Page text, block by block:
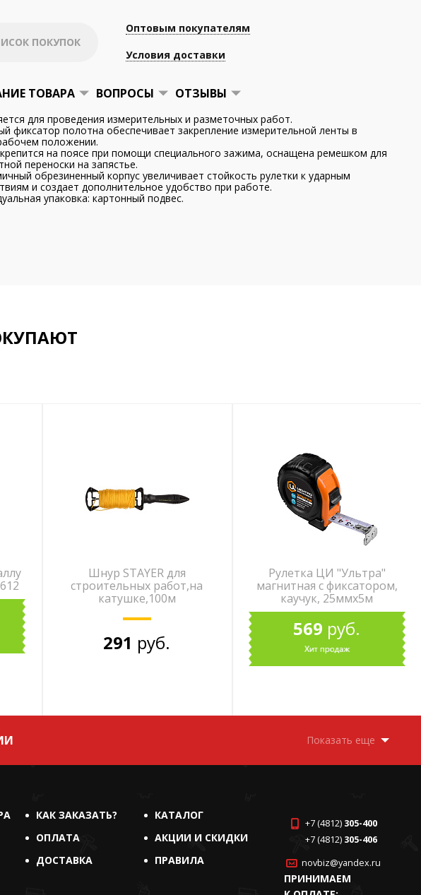
ПОКУПОК
Оптовым покупателям
Условия доставки
ТОВАРА ВОПРОСЫ ОТЗЫВЫ
для проведения измерительных и разметочных работ.
фиксатор полотна обеспечивает закрепление измерительной ленты в
положении.
на поясе при помощи специального зажима, оснащена ремешком для
переноски на запястье.
обрезиненный корпус увеличивает стойкость рулетки к ударным
и создает дополнительное удобство при работе.
упаковка: картонный подвес.
Шнур STAYER для
строительных работ,на
катушке,100м
291 руб.
Рулетка ЦИ "Ультра"
магнитная с фиксатором,
каучук, 25ммх5м
569 руб.
Показать еще
КАК ЗАКАЗАТЬ?
КАТАЛОГ
ОПЛАТА
АКЦИИ И СКИДКИ
ДОСТАВКА
ПРАВИЛА
+7 (4812) 305-400
+7 (4812) 305-406
novbiz@yandex.ru
ПРИНИМАЕМ